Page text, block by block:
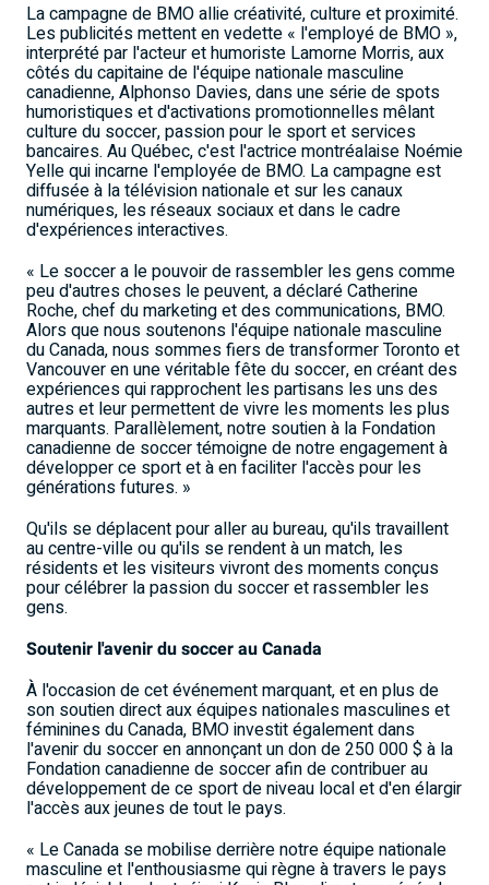
La campagne de BMO allie créativité, culture et proximité.
Les publicités mettent en vedette « l'employé de BMO »,
interprété par l'acteur et humoriste Lamorne Morris, aux
côtés du capitaine de l'équipe nationale masculine
canadienne, Alphonso Davies, dans une série de spots
humoristiques et d'activations promotionnelles mêlant
culture du soccer, passion pour le sport et services
bancaires. Au Québec, c'est l'actrice montréalaise Noémie
Yelle qui incarne l'employée de BMO. La campagne est
diffusée à la télévision nationale et sur les canaux
numériques, les réseaux sociaux et dans le cadre
d'expériences interactives.
« Le soccer a le pouvoir de rassembler les gens comme
peu d'autres choses le peuvent, a déclaré Catherine
Roche, chef du marketing et des communications, BMO.
Alors que nous soutenons l'équipe nationale masculine
du Canada, nous sommes fiers de transformer Toronto et
Vancouver en une véritable fête du soccer, en créant des
expériences qui rapprochent les partisans les uns des
autres et leur permettent de vivre les moments les plus
marquants. Parallèlement, notre soutien à la Fondation
canadienne de soccer témoigne de notre engagement à
développer ce sport et à en faciliter l'accès pour les
générations futures. »
Qu'ils se déplacent pour aller au bureau, qu'ils travaillent
au centre-ville ou qu'ils se rendent à un match, les
résidents et les visiteurs vivront des moments conçus
pour célébrer la passion du soccer et rassembler les
gens.
Soutenir l'avenir du soccer au Canada
À l'occasion de cet événement marquant, et en plus de
son soutien direct aux équipes nationales masculines et
féminines du Canada, BMO investit également dans
l'avenir du soccer en annonçant un don de 250 000 $ à la
Fondation canadienne de soccer afin de contribuer au
développement de ce sport de niveau local et d'en élargir
l'accès aux jeunes de tout le pays.
« Le Canada se mobilise derrière notre équipe nationale
masculine et l'enthousiasme qui règne à travers le pays